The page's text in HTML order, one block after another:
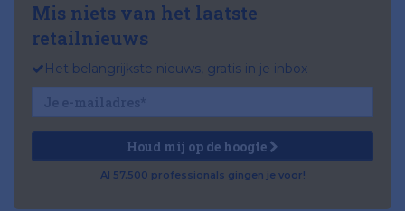
Mis niets van het laatste
retailnieuws
Het belangrijkste nieuws, gratis in je inbox
Houd mij op de hoogte
Al 57.500 professionals gingen je voor!